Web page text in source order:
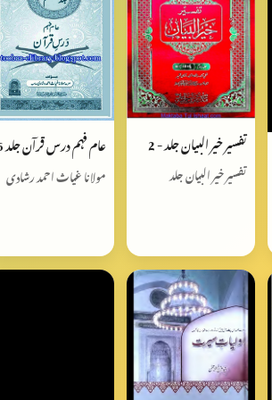
تفسیر خیر البیان جلد - 2
تفسیر خیر البیان جلد
عام فہم درس قرآن جلد 6
مولانا غیاث احمد رشادی